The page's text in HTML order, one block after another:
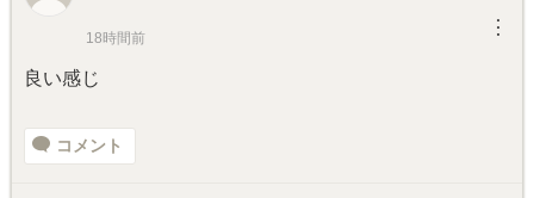
18時間前 ︙
良い感じ
コメント